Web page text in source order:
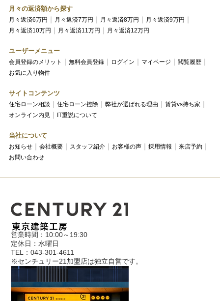
月々の返済額から探す
月々返済6万円 月々返済7万円 月々返済8万円
月々返済9万円
月々返済10万円
月々返済11万円 月々返済12万円
ユーザーメニュー
会員登録のメリット 無料会員登録 ログイン マイページ
閲覧履歴
お気に入り物件
サイトコンテンツ
住宅ローン相談 住宅ローン控除 弊社が選ばれる理由
賃貸vs持ち家
オンライン内見
IT重説について
当社について
お知らせ 会社概要 スタッフ紹介 お客様の声 採用情報
来店予約
お問い合わせ
営業時間：10:00～19:30
定休日：水曜日
TEL：043-301-4611
※センチュリー21加盟店は独立自営です。